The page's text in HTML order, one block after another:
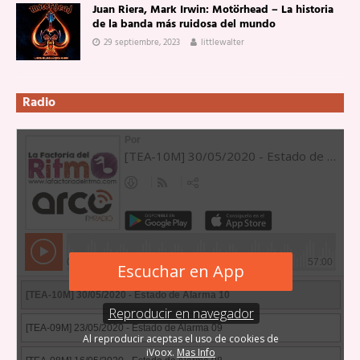
Juan Riera, Mark Irwin: Motörhead – La historia
de la banda más ruidosa del mundo
29 septiembre, 2023 littlewalter
Radio